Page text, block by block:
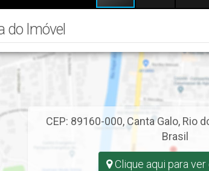
do Imóvel
CEP: 89160-000, Canta Galo, Rio
Brasil
Clique aqui para ver